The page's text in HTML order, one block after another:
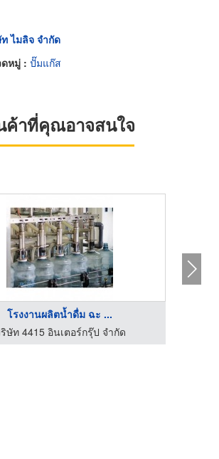
ไมลิจ จำกัด
หมู่ : ปั๊มแก๊ส
ค้าที่คุณอาจสนใจ
โรงงานผลิตน้ำดื่ม ฉะ ...
ษัท 4415 อินเตอร์กรุ๊ป จำกัด